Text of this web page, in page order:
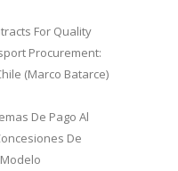
For Quality
Procurement:
(Marco Batarce)
De Pago Al
De